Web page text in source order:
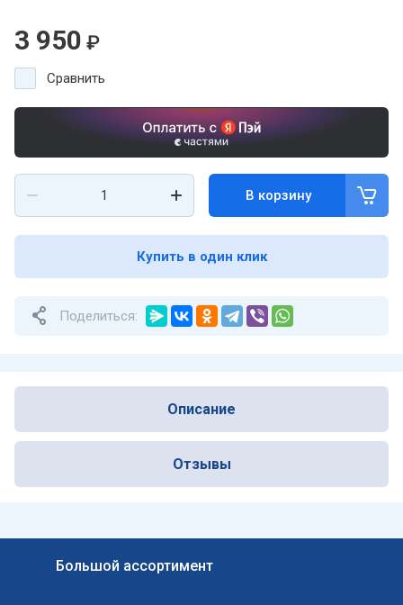
3 950 ₽
Сравнить
В корзину
Купить в один клик
Поделиться:
Описание
Отзывы
Большой ассортимент